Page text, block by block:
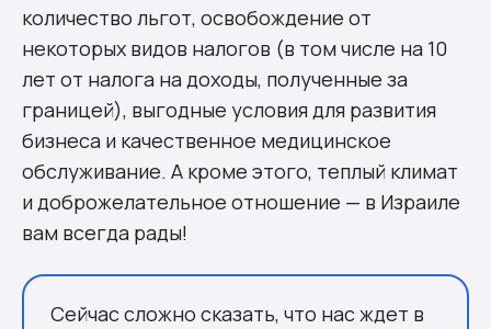
количество льгот, освобождение от
некоторых видов налогов (в том числе на 10
лет от налога на доходы, полученные за
границей), выгодные условия для развития
бизнеса и качественное медицинское
обслуживание. А кроме этого, теплый климат
и доброжелательное отношение — в Израиле
вам всегда рады!
Сейчас сложно сказать, что нас ждет в